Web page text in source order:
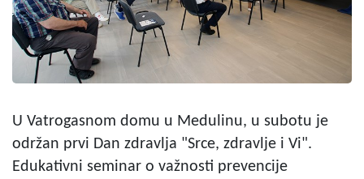
U Vatrogasnom domu u Medulinu, u subotu je
održan prvi Dan zdravlja "Srce, zdravlje i Vi".
Edukativni seminar o važnosti prevencije